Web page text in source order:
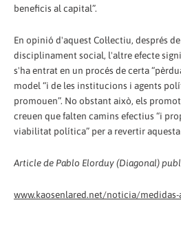
beneficis al capital”.
En opinió d'aquest Col·lectiu, després
disciplinament social, l'altre efecte
s'ha entrat en un procés de certa
model “i de les institucions i agents
promouen”. No obstant això, els
creuen que falten camins efectius “i
viabilitat política” per a revertir
Article de Pablo Elorduy (Diagonal)
www.kaosenlared.net/noticia/